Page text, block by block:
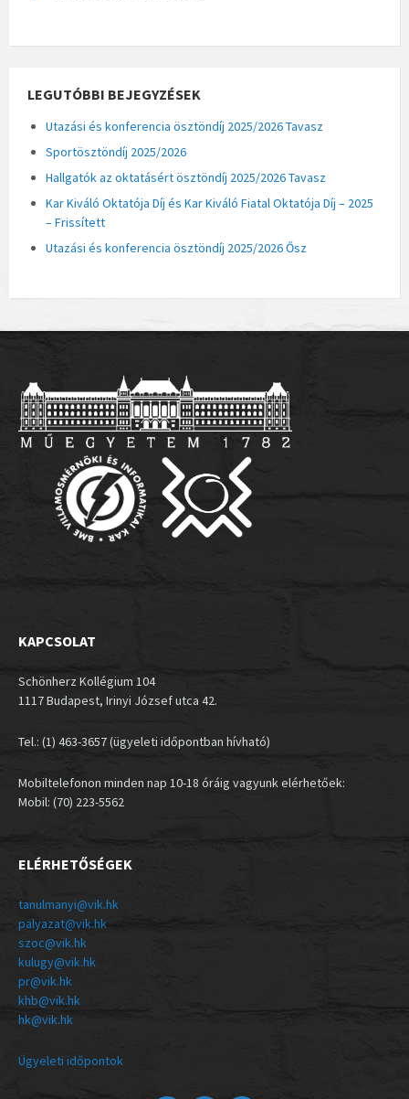
LEGUTÓBBI BEJEGYZÉSEK
Utazási és konferencia ösztöndíj 2025/2026 Tavasz
Sportösztöndíj 2025/2026
Hallgatók az oktatásért ösztöndíj 2025/2026 Tavasz
Kar Kiváló Oktatója Díj és Kar Kiváló Fiatal Oktatója Díj – 2025
– Frissített
Utazási és konferencia ösztöndíj 2025/2026 Ősz
KAPCSOLAT
Schönherz Kollégium 104
1117 Budapest, Irinyi József utca 42.
Tel.: (1) 463-3657 (ügyeleti időpontban hívható)
Mobiltelefonon minden nap 10-18 óráig vagyunk elérhetőek:
Mobil: (70) 223-5562
ELÉRHETŐSÉGEK
tanulmanyi@vik.hk
palyazat@vik.hk
szoc@vik.hk
kulugy@vik.hk
pr@vik.hk
khb@vik.hk
hk@vik.hk
Ügyeleti időpontok